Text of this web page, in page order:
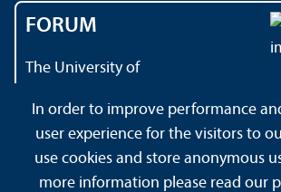
FORUM
The University of
About this Site Data Protection
In order to improve performance
user experience for the visitors to
use cookies and store anonymous
more information please read our